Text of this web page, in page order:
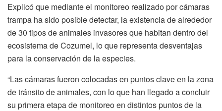
Explicó que mediante el monitoreo realizado por cámaras
trampa ha sido posible detectar, la existencia de alrededor
de 30 tipos de animales invasores que habitan dentro del
ecosistema de Cozumel, lo que representa desventajas
para la conservación de la especies.
“Las cámaras fueron colocadas en puntos clave en la zona
de tránsito de animales, con lo que han llegado a concluir
su primera etapa de monitoreo en distintos puntos de la